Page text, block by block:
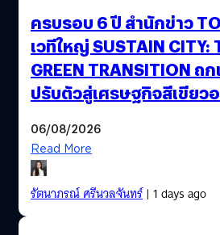
ครบรอบ 6 ปี สำนักข่าว
เวทีใหญ่ SUSTAIN CITY:
GREEN TRANSITION ถ
ปรับตัวสู่เศรษฐกิจสีเขียว
06/08/2026
Read More
รัตนาภรณ์ ศรีนวลจันทร์| 1 days ago